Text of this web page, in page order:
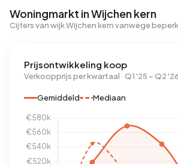
Woningmarkt in Wijchen kern
Cijfers van wijk Wijchen kern vanwege
Prijsontwikkeling koop
Verkoopprijs per kwartaal · Q1 '25 – Q2 '26
Gemiddeld Mediaan